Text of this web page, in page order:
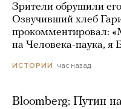
Зрители обрушили
Озвучивший хлеб
прокомментировал:
на Человека-паука, я
ИСТОРИИ час назад
Bloomberg: Путин